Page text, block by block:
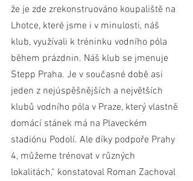
že je zde zrekonstruováno koupaliště na
Lhotce, které jsme i v minulosti, náš
klub, využívali k tréninku vodního póla
během prázdnin. Náš klub se jmenuje
Stepp Praha. Je v současné době asi
jeden z nejúspěšnějších a největších
klubů vodního póla v Praze, který vlastně
domácí stánek má na Plaveckém
stadiónu Podolí. Ale díky podpoře Prahy
4, můžeme trénovat v různých
lokalitách,“ konstatoval Roman Zachoval